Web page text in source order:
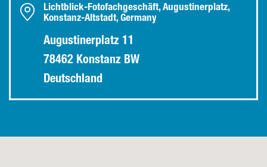
Lichtblick-Fotofachgeschäft, Augustinerplatz,
Konstanz-Altstadt, Germany
Augustinerplatz 11
78462 Konstanz BW
Deutschland